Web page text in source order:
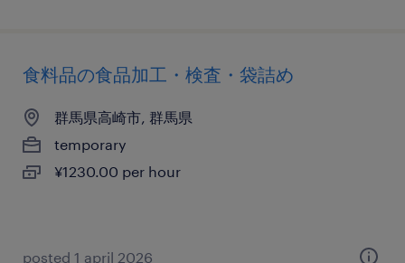
食料品の食品加工・検査・袋詰め
群馬県高崎市, 群馬県
temporary
¥1230.00 per hour
posted 1 april 2026